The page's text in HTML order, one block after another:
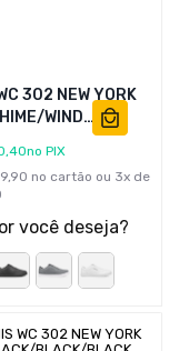
302 NEW YORK
WIND
,40no PIX
,90 no cartão ou 3x de
você deseja?